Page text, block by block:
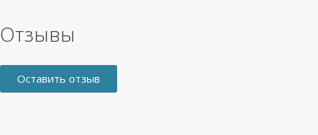
Отзывы
Оставить отзыв